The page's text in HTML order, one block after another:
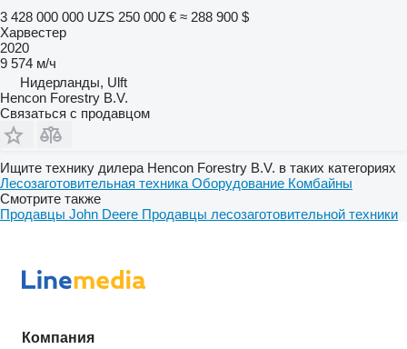
3 428 000 000 UZS 250 000 € ≈ 288 900 $
Харвестер
2020
9 574 м/ч
Нидерланды, Ulft
Hencon Forestry B.V.
Связаться с продавцом
Ищите технику дилера Hencon Forestry B.V. в таких категориях
Лесозаготовительная техника Оборудование Комбайны
Смотрите также
Продавцы John Deere Продавцы лесозаготовительной техники
Компания